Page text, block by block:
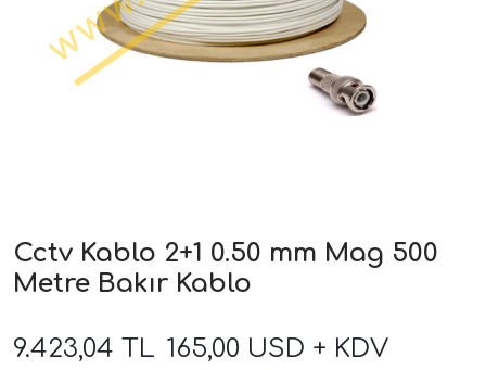
Cctv Kablo 2+1 0.50 mm Mag 500
Metre Bakır Kablo
9.423,04 TL 165,00 USD + KDV